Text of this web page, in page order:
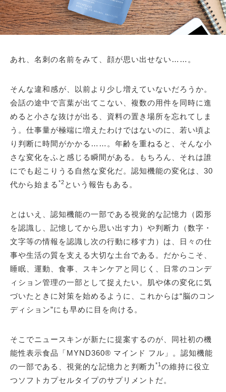
あれ、名刺の名前をみて、顔が思い出せない……。
そんな違和感が、以前より少し増えていないだろうか。
会話の途中で言葉が出てこない、複数の用件を同時に進
めると小さな抜けが出る、資料の置き場所を忘れてしま
う。仕事量が極端に増えたわけではないのに、若い頃よ
り判断に時間がかかる……。年齢を重ねると、そんな小
さな変化をふと感じる瞬間がある。もちろん、それは誰
にでも起こりうる自然な変化だ。認知機能の変化は、30
代から始まる *2 という報告もある。
とはいえ、認知機能の一部である視覚的な記憶力（図形
を認識し、記憶してから思い出す力）や判断力（数字・
文字等の情報を認識し次の行動に移す力）は、日々の仕
事や生活の質を支える大切な土台である。だからこそ、
睡眠、運動、食事、スキンケアと同じく、日常のコンデ
ィション管理の一部として捉えたい。肌や体の変化に気
づいたときに対策を始めるように、これからは“脳のコン
ディション”にも早めに目を向ける。
そこでニュースキンが新たに提案するのが、同社初の機
能性表示食品「MYND360® マインド フル」。認知機能
の一部である、視覚的な記憶力と判断力 *1 の維持に役立
つソフトカプセルタイプのサプリメントだ。